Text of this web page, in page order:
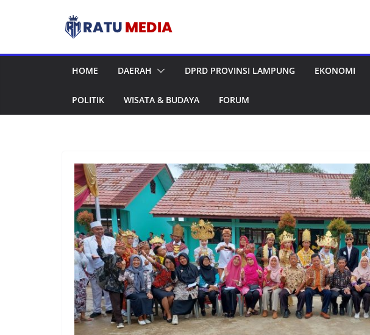
HOME DAERAH DPRD PROVINSI LAMPUNG EKONOMI
POLITIK WISATA & BUDAYA FORUM